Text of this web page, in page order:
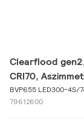
Clearflood
CRI70,
BVP655 LED300-4S/
79612600